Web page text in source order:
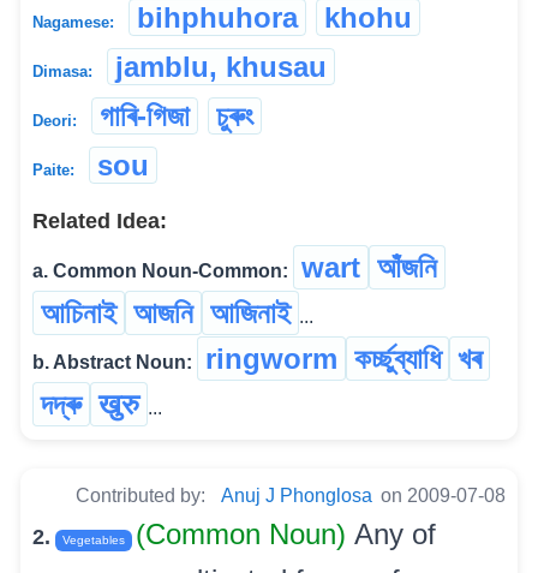
Nagamese: bihphuhora khohu
Dimasa: jamblu, khusau
Deori: গাৰি-গিজা চুৰুং
Paite: sou
Related Idea:
a. Common Noun-Common: wart আঁজনি
আচিনাই আজনি আজিনাই ...
b. Abstract Noun: ringworm কৰ্চ্ছুব্যাধি খৰ
দদ্ৰু खुरु ...
Contributed by: Anuj J Phonglosa on 2009-07-08
2. Vegetables (Common Noun) Any of